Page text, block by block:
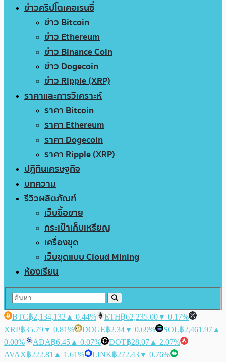
ข่าวคริปโตเคอเรนซี่
ข่าว Bitcoin
ข่าว Ethereum
ข่าว Binance Coin
ข่าว Dogecoin
ข่าว Ripple (XRP)
ราคาและการวิเคราะห์
ราคา Bitcoin
ราคา Ethereum
ราคา Dogecoin
ราคา Ripple (XRP)
ปฏิทินเศรษฐกิจ
บทความ
รีวิวผลิตภัณฑ์
เว็บซื้อขาย
กระเป๋าเก็บเหรียญ
เครื่องขุด
เว็บขุดแบบ Cloud Mining
ห้องเรียน
BTC฿2,134,132 ▲ 0.44% ETH฿62,235.00▼ 0.17%
XRP฿35.79▼ 0.81% DOGE฿2.34▼ 0.69% SOL฿2,461.97 ▲
0.00%
ADA฿6.45 ▲ 0.07% DOT฿28.07 ▲ 2.07%
AVAX฿222.81 ▲ 1.61% LINK฿272.43▼ 0.76%